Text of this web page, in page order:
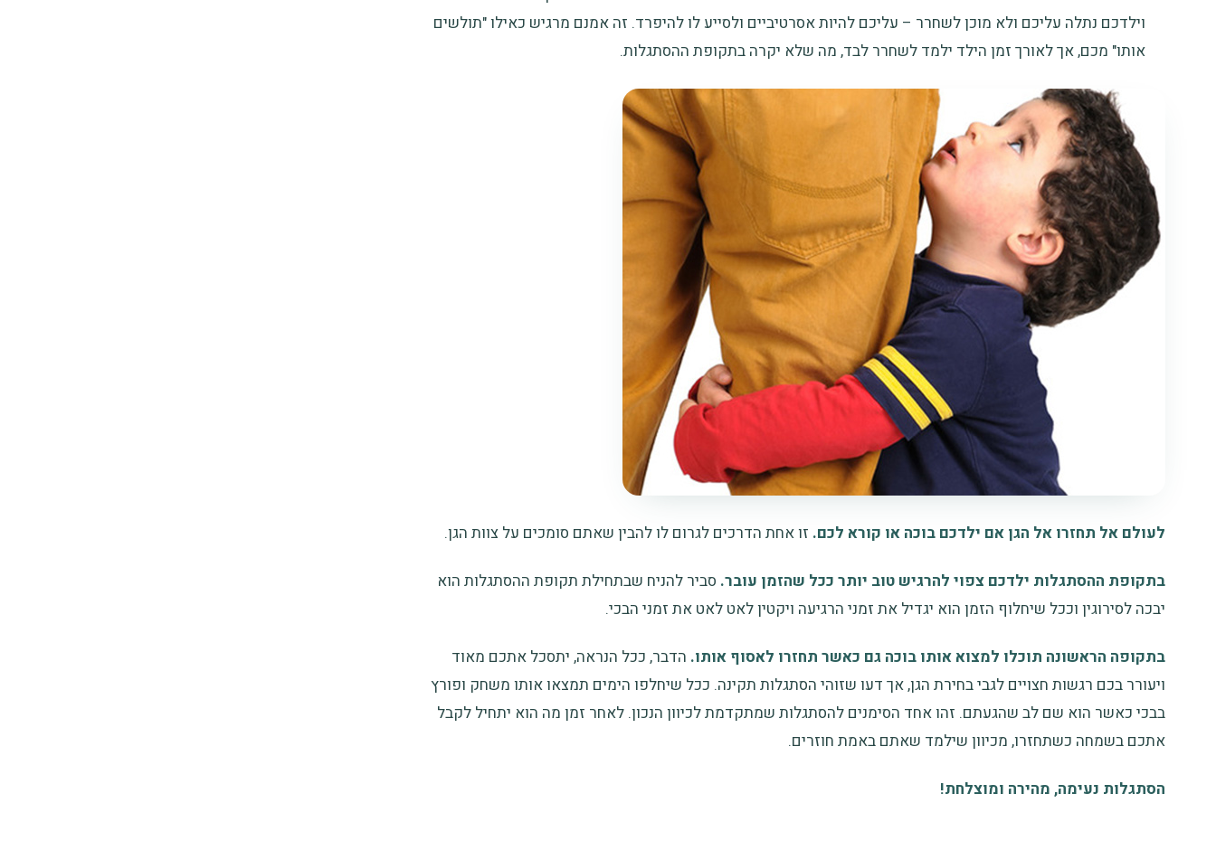
וילדכם נתלה עליכם ולא מוכן לשחרר – עליכם להיות אסרטיביים ולסייע לו להיפרד. זה אמנם מרגיש כאילו "תולשים
אותו" מכם, אך לאורך זמן הילד ילמד לשחרר לבד, מה שלא יקרה בתקופת ההסתגלות.
לעולם אל תחזרו אל הגן אם ילדכם בוכה או קורא לכם. זו אחת הדרכים לגרום לו להבין שאתם סומכים על צוות הגן.
בתקופת ההסתגלות ילדכם צפוי להרגיש טוב יותר ככל שהזמן עובר. סביר להניח שבתחילת תקופת ההסתגלות הוא
יבכה לסירוגין וככל שיחלוף הזמן הוא יגדיל את זמני הרגיעה ויקטין לאט לאט את זמני הבכי.
בתקופה הראשונה תוכלו למצוא אותו בוכה גם כאשר תחזרו לאסוף אותו. הדבר, ככל הנראה, יתסכל אתכם מאוד
ויעורר בכם רגשות חצויים לגבי בחירת הגן, אך דעו שזוהי הסתגלות תקינה. ככל שיחלפו הימים תמצאו אותו משחק ופורץ
בבכי כאשר הוא שם לב שהגעתם. זהו אחד הסימנים להסתגלות שמתקדמת לכיוון הנכון. לאחר זמן מה הוא יתחיל לקבל
אתכם בשמחה כשתחזרו, מכיוון שילמד שאתם באמת חוזרים.
הסתגלות נעימה, מהירה ומוצלחת!